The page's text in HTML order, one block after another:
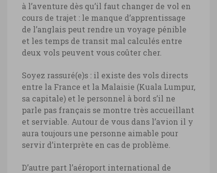
à l’aventure dès qu’il faut changer de vol en
cours de trajet : le manque d’apprentissage
de l’anglais peut rendre un voyage pénible
et les temps de transit mal calculés entre
deux vols peuvent vous coûter cher.
Soyez rassuré(e)s : il existe des vols directs
entre la France et la Malaisie (Kuala Lumpur,
sa capitale) et le personnel à bord s’il ne
parle pas français se montre très accueillant
et serviable. Autour de vous dans l’avion il y
aura toujours une personne aimable pour
servir d’interprète en cas de problème.
D’autre part l’aéroport international de